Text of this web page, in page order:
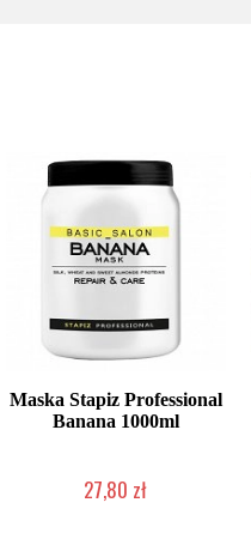
Maska Stapiz Professional
Banana 1000ml
27,80 zł